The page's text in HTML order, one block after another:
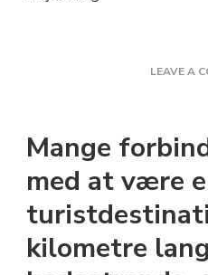
LEAVE A
Mange
med at være
kilometre